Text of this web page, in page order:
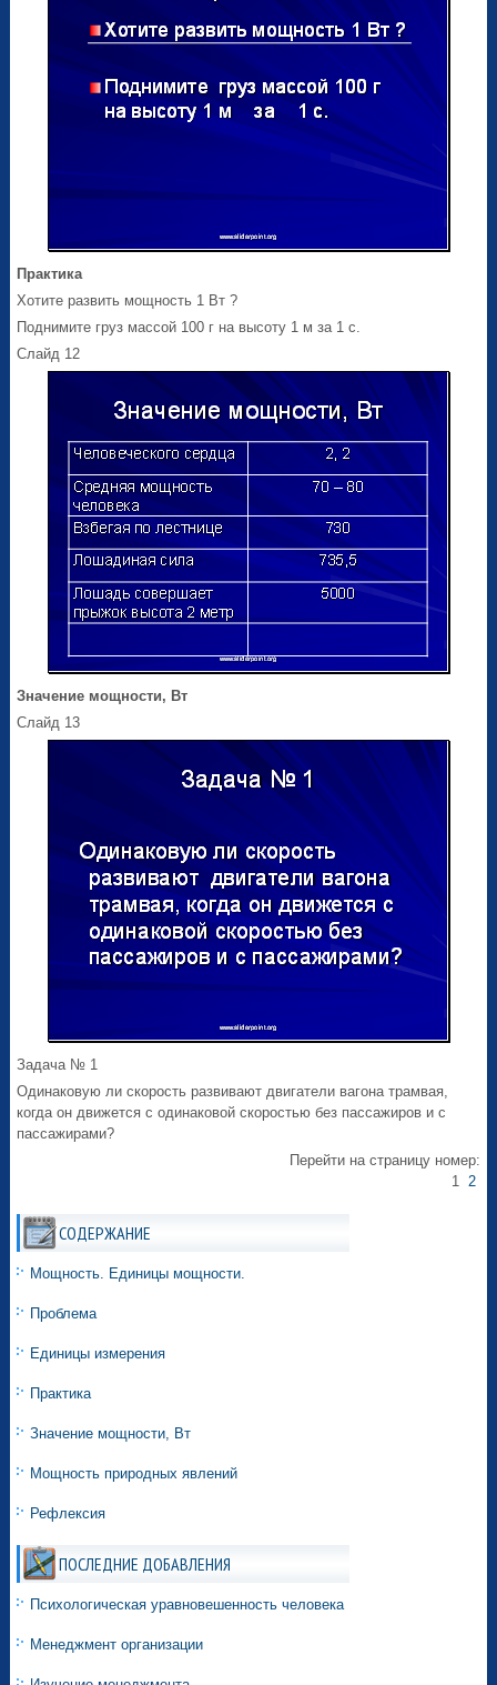
Практика
Хотите развить мощность 1 Вт ?
Поднимите груз массой 100 г на высоту 1 м за 1 с.
Слайд 12
Значение мощности, Вт
Слайд 13
Задача № 1
Одинаковую ли скорость развивают двигатели вагона трамвая,
когда он движется с одинаковой скоростью без пассажиров и с
пассажирами?
Перейти на страницу номер:
1 2
СОДЕРЖАНИЕ
Мощность. Единицы мощности.
Проблема
Единицы измерения
Практика
Значение мощности, Вт
Мощность природных явлений
Рефлексия
ПОСЛЕДНИЕ ДОБАВЛЕНИЯ
Психологическая уравновешенность человека
Менеджмент организации